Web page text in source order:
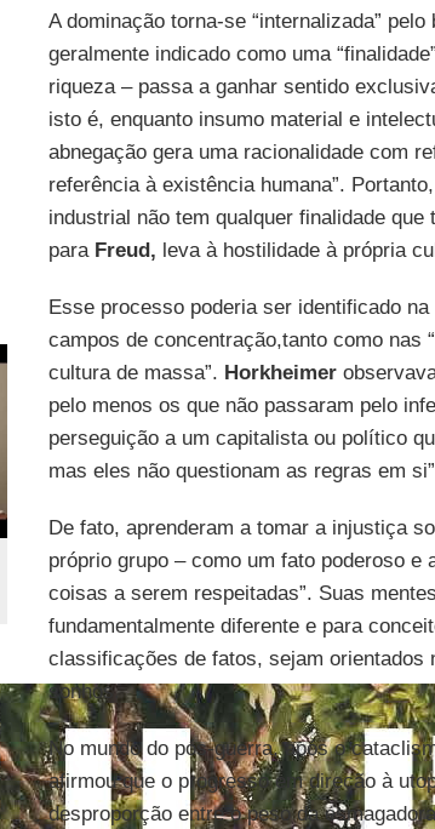
A dominação torna-se “internalizada”
geralmente indicado como uma
riqueza – passa a ganhar sentido
isto é, enquanto insumo material e
abnegação gera uma racionalidade com
referência à existência humana”.
industrial não tem qualquer finalidade
para Freud, leva à hostilidade à própria
Esse processo poderia ser identificado
campos de concentração,tanto como nas
cultura de massa”. Horkheimer
pelo menos os que não passaram pelo
perseguição a um capitalista ou político
mas eles não questionam as regras em
De fato, aprenderam a tomar a injustiça
próprio grupo – como um fato poderoso
coisas a serem respeitadas”. Suas
fundamentalmente diferente e para
classificações de fatos, sejam orientados
sonhos.
No mundo do pós-guerra, após o
afirmou que o progresso em direção à
desproporção entre o peso da